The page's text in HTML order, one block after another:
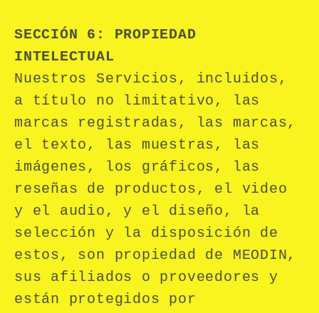
SECCIÓN 6: PROPIEDAD
INTELECTUAL
Nuestros Servicios, incluidos,
a título no limitativo, las
marcas registradas, las marcas,
el texto, las muestras, las
imágenes, los gráficos, las
reseñas de productos, el video
y el audio, y el diseño, la
selección y la disposición de
estos, son propiedad de MEODIN,
sus afiliados o proveedores y
están protegidos por